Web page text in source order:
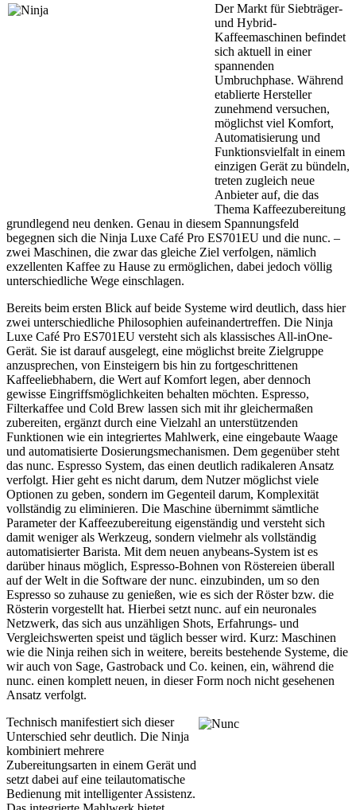
Der Markt für Siebträger-
und Hybrid-
Kaffeemaschinen befindet
sich aktuell in einer
spannenden
Umbruchphase. Während
etablierte Hersteller
zunehmend versuchen,
möglichst viel Komfort,
Automatisierung und
Funktionsvielfalt in einem
einzigen Gerät zu bündeln,
treten zugleich neue
Anbieter auf, die das
Thema Kaffeezubereitung
grundlegend neu denken. Genau in diesem Spannungsfeld
begegnen sich die Ninja Luxe Café Pro ES701EU und die nunc. –
zwei Maschinen, die zwar das gleiche Ziel verfolgen, nämlich
exzellenten Kaffee zu Hause zu ermöglichen, dabei jedoch völlig
unterschiedliche Wege einschlagen.
Bereits beim ersten Blick auf beide Systeme wird deutlich, dass hier
zwei unterschiedliche Philosophien aufeinandertreffen. Die Ninja
Luxe Café Pro ES701EU versteht sich als klassisches All-inOne-
Gerät. Sie ist darauf ausgelegt, eine möglichst breite Zielgruppe
anzusprechen, von Einsteigern bis hin zu fortgeschrittenen
Kaffeeliebhabern, die Wert auf Komfort legen, aber dennoch
gewisse Eingriffsmöglichkeiten behalten möchten. Espresso,
Filterkaffee und Cold Brew lassen sich mit ihr gleichermaßen
zubereiten, ergänzt durch eine Vielzahl an unterstützenden
Funktionen wie ein integriertes Mahlwerk, eine eingebaute Waage
und automatisierte Dosierungsmechanismen. Dem gegenüber steht
das nunc. Espresso System, das einen deutlich radikaleren Ansatz
verfolgt. Hier geht es nicht darum, dem Nutzer möglichst viele
Optionen zu geben, sondern im Gegenteil darum, Komplexität
vollständig zu eliminieren. Die Maschine übernimmt sämtliche
Parameter der Kaffeezubereitung eigenständig und versteht sich
damit weniger als Werkzeug, sondern vielmehr als vollständig
automatisierter Barista. Mit dem neuen anybeans-System ist es
darüber hinaus möglich, Espresso-Bohnen von Röstereien überall
auf der Welt in die Software der nunc. einzubinden, um so den
Espresso so zuhause zu genießen, wie es sich der Röster bzw. die
Rösterin vorgestellt hat. Hierbei setzt nunc. auf ein neuronales
Netzwerk, das sich aus unzähligen Shots, Erfahrungs- und
Vergleichswerten speist und täglich besser wird. Kurz: Maschinen
wie die Ninja reihen sich in weitere, bereits bestehende Systeme, die
wir auch von Sage, Gastroback und Co. keinen, ein, während die
nunc. einen komplett neuen, in dieser Form noch nicht gesehenen
Ansatz verfolgt.
Technisch manifestiert sich dieser
Unterschied sehr deutlich. Die Ninja
kombiniert mehrere
Zubereitungsarten in einem Gerät und
setzt dabei auf eine teilautomatische
Bedienung mit intelligenter Assistenz.